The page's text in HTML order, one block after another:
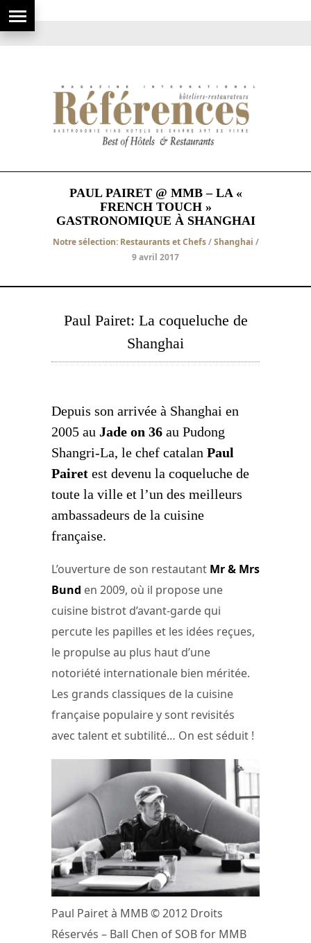
PAUL PAIRET @ MMB – LA «
FRENCH TOUCH »
GASTRONOMIQUE À SHANGHAI
Notre sélection: Restaurants et Chefs/Shanghai /
9 avril 2017
Paul Pairet: La coqueluche de
Shanghai
Depuis son arrivée à Shanghai en
2005 au Jade on 36 au Pudong
Shangri-La, le chef catalan Paul
Pairet est devenu la coqueluche de
toute la ville et l’un des meilleurs
ambassadeurs de la cuisine
française.
L’ouverture de son restautant Mr & Mrs
Bund en 2009, où il propose une
cuisine bistrot d’avant-garde qui
percute les papilles et les idées reçues,
le propulse au plus haut d’une
notoriété internationale bien méritée.
Les grands classiques de la cuisine
française populaire y sont revisités
avec talent et subtilité… On est séduit !
Paul Pairet à MMB © 2012 Droits
Réservés – Ball Chen of SOB for MMB